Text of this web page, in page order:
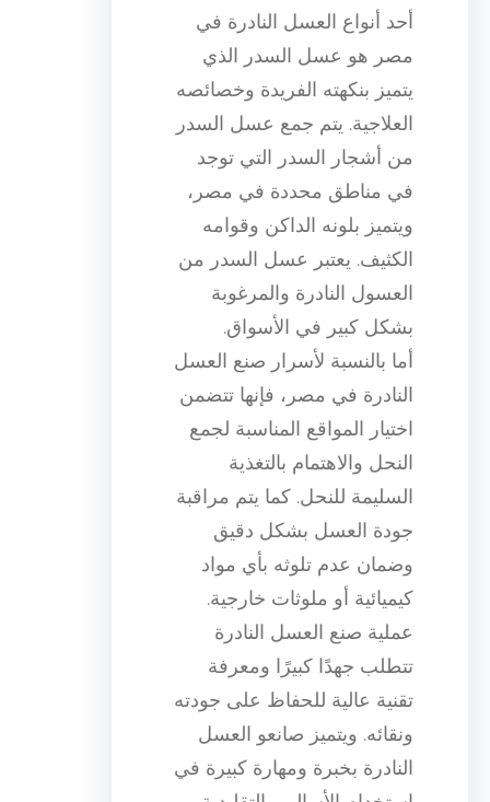
أحد أنواع العسل النادرة في
مصر هو عسل السدر الذي
يتميز بنكهته الفريدة وخصائصه
العلاجية. يتم جمع عسل السدر
من أشجار السدر التي توجد
في مناطق محددة في مصر،
ويتميز بلونه الداكن وقوامه
الكثيف. يعتبر عسل السدر من
العسول النادرة والمرغوبة
بشكل كبير في الأسواق.
أما بالنسبة لأسرار صنع العسل
النادرة في مصر، فإنها تتضمن
اختيار المواقع المناسبة لجمع
النحل والاهتمام بالتغذية
السليمة للنحل. كما يتم مراقبة
جودة العسل بشكل دقيق
وضمان عدم تلوثه بأي مواد
كيميائية أو ملوثات خارجية.
عملية صنع العسل النادرة
تتطلب جهدًا كبيرًا ومعرفة
تقنية عالية للحفاظ على جودته
ونقائه. ويتميز صانعو العسل
النادرة بخبرة ومهارة كبيرة في